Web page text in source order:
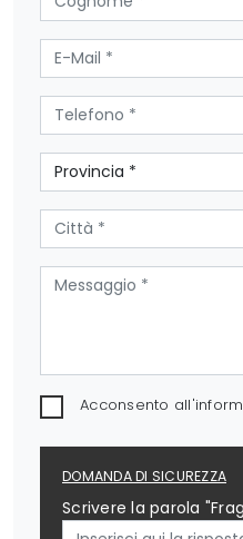
Acconsento
DOMANDA DI SICUREZZA
Scrivere la parola